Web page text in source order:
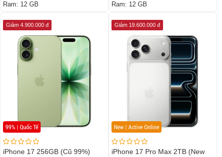
Ram: 12 GB
Ram: 12 GB
99% | Quốc Tế
Giảm 4.900.000 đ
iPhone 17 256GB (Cũ 99%)
New | Active Online
Giảm 19.600.000 đ
iPhone 17 Pro Max 2TB (New